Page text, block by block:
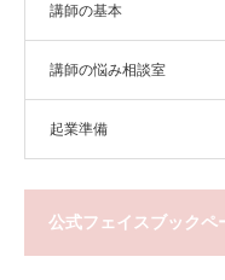
講師の基本
講師の悩み相談室
起業準備
公式フェイスブックペ